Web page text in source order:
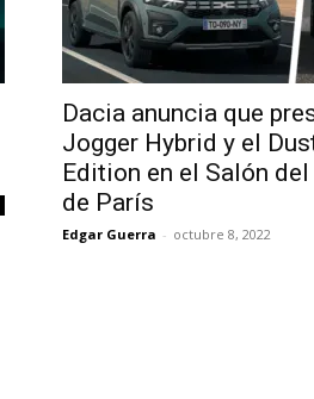
Dacia anuncia que
Jogger Hybrid y el
Edition en el Salón
de París
Edgar Guerra - octubre 8, 2022